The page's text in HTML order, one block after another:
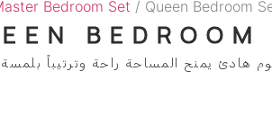
Bedroom Set / Queen Bedroom
BEDROOM
هادئ يمنح المساحة راحة وترتيباً